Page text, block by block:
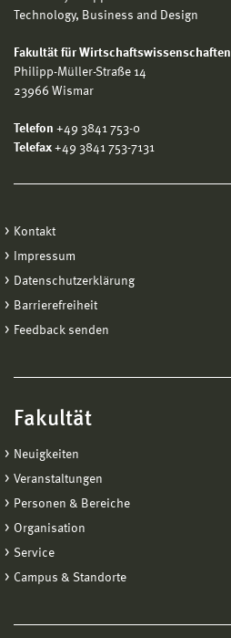
Technology, Business and Design
Fakultät für Wirtschaftswissenschaften
Philipp-Müller-Straße 14
23966 Wismar
Telefon +49 3841 753-0
Telefax +49 3841 753-7131
Kontakt
Impressum
Datenschutzerklärung
Barrierefreiheit
Feedback senden
Fakultät
Neuigkeiten
Veranstaltungen
Personen & Bereiche
Organisation
Service
Campus & Standorte